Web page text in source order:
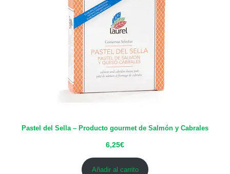
Pastel del Sella – Producto gourmet de Salmón y Cabrales
6,25€
Añadir al carrito